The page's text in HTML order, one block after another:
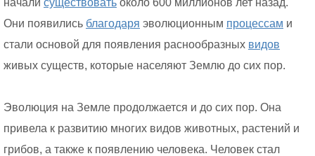
начали существовать около 600 миллионов лет назад.
Они появились благодаря эволюционным процессам и
стали основой для появления раснообразных видов
живых существ, которые населяют Землю до сих пор.
Эволюция на Земле продолжается и до сих пор. Она
привела к развитию многих видов животных, растений и
грибов, а также к появлению человека. Человек стал